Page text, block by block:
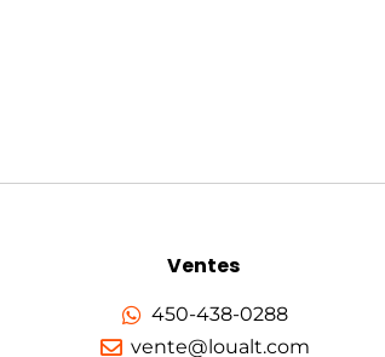
Ventes
450-438-0288
vente@loualt.com